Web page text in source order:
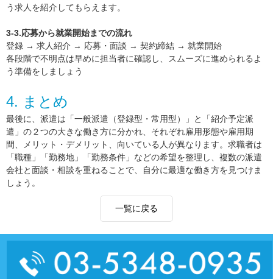
う求人を紹介してもらえます。
3-3.応募から就業開始までの流れ
登録 → 求人紹介 → 応募・面談 → 契約締結 → 就業開始
各段階で不明点は早めに担当者に確認し、スムーズに進められるよ
う準備をしましょう
4. まとめ
最後に、派遣は「一般派遣（登録型・常用型）」と「紹介予定派
遣」の２つの大きな働き方に分かれ、それぞれ雇用形態や雇用期
間、メリット・デメリット、向いている人が異なります。求職者は
「職種」「勤務地」「勤務条件」などの希望を整理し、複数の派遣
会社と面談・相談を重ねることで、自分に最適な働き方を見つけま
しょう。
一覧に戻る